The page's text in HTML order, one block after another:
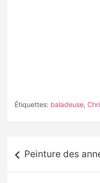
Étiquettes: baladeuse,
de
l’article
Peinture des